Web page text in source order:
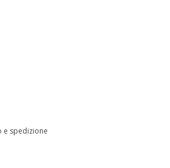
e spedizione